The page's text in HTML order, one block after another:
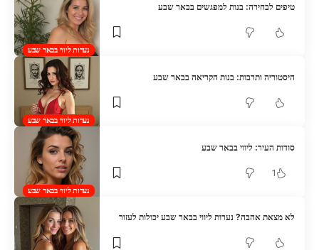
נערות ליווי בבאר שבע
טיפים לבחירה: בנות למפגשים בבאר שבע
נערות ליווי בבאר שבע
היסטוריה ותרבות: בנות הקריאה בבאר שבע
נערות ליווי בבאר שבע
סודות העיר: ליווי בבאר שבע
1
לא מצאת אהבה? נערות ליווי בבאר שבע יכולות לעזור